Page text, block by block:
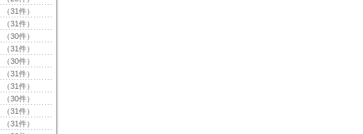
（31件）
（31件）
（30件）
（31件）
（30件）
（31件）
（31件）
（30件）
（31件）
（31件）